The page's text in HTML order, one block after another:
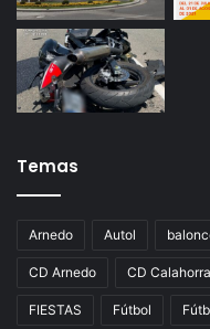
Temas
Arnedo Autol
CD Arnedo CD Calahorra
FIESTAS Fútbol